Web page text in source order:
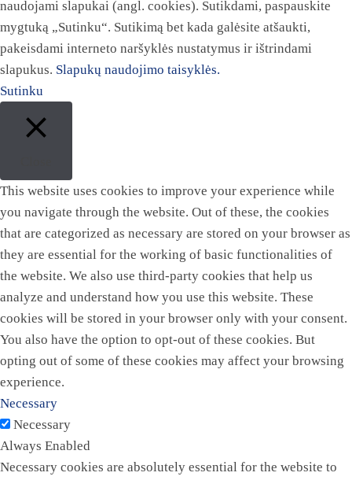
naudojami slapukai (angl. cookies). Sutikdami, paspauskite
mygtuką „Sutinku“. Sutikimą bet kada galėsite atšaukti,
pakeisdami interneto naršyklės nustatymus ir ištrindami
slapukus. Slapukų naudojimo taisyklės.
Sutinku
This website uses cookies to improve your experience while
you navigate through the website. Out of these, the cookies
that are categorized as necessary are stored on your browser as
they are essential for the working of basic functionalities of
the website. We also use third-party cookies that help us
analyze and understand how you use this website. These
cookies will be stored in your browser only with your consent.
You also have the option to opt-out of these cookies. But
opting out of some of these cookies may affect your browsing
experience.
Necessary
Necessary
Always Enabled
Necessary cookies are absolutely essential for the website to